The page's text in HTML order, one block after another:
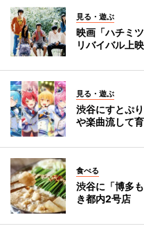
見る・遊ぶ
映画「ハチミ
リバイバル上映
見る・遊ぶ
渋谷にすとぷ
や楽曲流して
食べる
渋谷に「博多
き都内2号店